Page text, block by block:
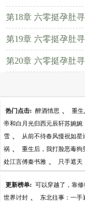
第18章 六零挺孕肚
第19章 六零挺孕肚
第20章 六零挺孕肚
热门点击: 醉酒情思 、 重生
帝和白月光归西元辰轩苏婉婉
雪 、 从前不待春风慢祝如星
祸 、 重生后，我打脸恶毒狗
处江言傅秦书雅 、 只手遮天
更新榜单: 可以穿越了，靠
世界讨封 、 东北往事：一手